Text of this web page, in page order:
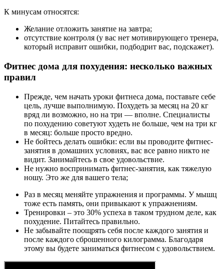
К минусам относятся:
Желание отложить занятие на завтра;
отсутствие контроля (у вас нет мотивирующего тренера,
который исправит ошибки, подбодрит вас, подскажет).
Фитнес дома для похудения: несколько важных
правил
Прежде, чем начать уроки фитнеса дома, поставьте себе
цель, лучше выполнимую. Похудеть за месяц на 20 кг
вряд ли возможно, но на три — вполне. Специалисты
по похудению советуют худеть не больше, чем на три кг
в месяц: больше просто вредно.
Не бойтесь делать ошибки: если вы проводите фитнес-
занятия в домашних условиях, вас все равно никто не
видит. Занимайтесь в свое удовольствие.
Не нужно воспринимать фитнес-занятия, как тяжелую
ношу. Это же для вашего тела;
Раз в месяц меняйте упражнения и программы. У мышц
тоже есть память, они привыкают к упражнениям.
Тренировки – это 30% успеха в таком трудном деле, как
похудение. Питайтесь правильно.
Не забывайте поощрять себя после каждого занятия и
после каждого сброшенного килограмма. Благодаря
этому вы будете заниматься фитнесом с удовольствием.